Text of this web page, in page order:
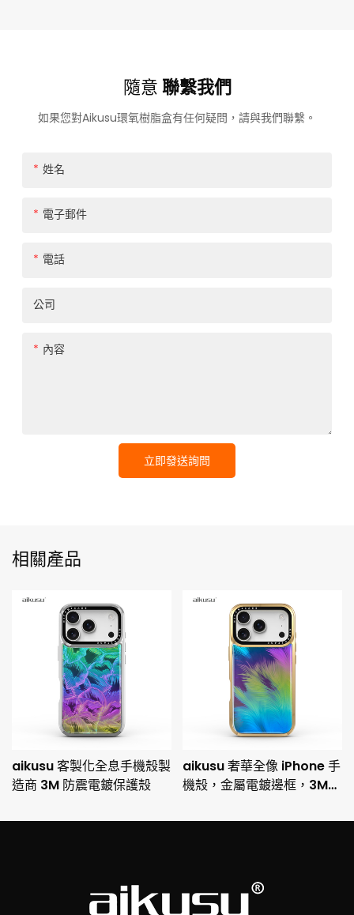
隨意聯繫我們
如果您對Aikusu環氧樹脂盒有任何疑問，請與我們聯繫。
姓名
電子郵件
電話
公司
內容
立即發送詢問
相關產品
aikusu 客製化全息手機殼製
造商 3M 防震電鍍保護殼
aikusu 奢華全像 iPhone 手
機殼，金屬電鍍邊框，3M